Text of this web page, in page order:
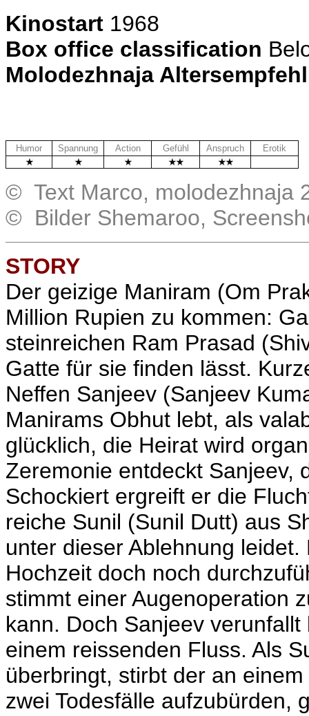
Kinostart 1968
Box office classification
Molodezhnaja
Humor Spannung Action Gefühl Anspruch Erotik
© Text Marco, molodezhnaja
© Bilder Shemaroo,
STORY
Der geizige Maniram (Om
Million Rupien zu kommen:
steinreichen Ram Prasad
Gatte für sie finden lässt.
Neffen Sanjeev (Sanjeev
Manirams Obhut lebt, als
glücklich, die Heirat wird
Zeremonie entdeckt Sanjeev,
Schockiert ergreift er die
reiche Sunil (Sunil Dutt) aus
unter dieser Ablehnung
Hochzeit doch noch
stimmt einer Augenoperation
kann. Doch Sanjeev
einem reissenden Fluss. Als
überbringt, stirbt der an
zwei Todesfälle aufzubürden,